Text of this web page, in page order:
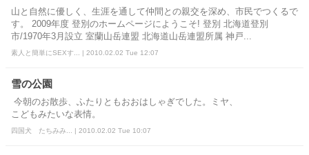
山と自然に優しく、生涯を通して仲間との親交を深め、市民でつくるで
す。 2009年度 登別のホームページにようこそ! 登別 北海道登別
市/1970年3月設立 室蘭山岳連盟 北海道山岳連盟所属 神戸...
素人と簡単にSEXす... | 2010.02.02 Tue 12:07
雪の公園
今朝のお散歩、ふたりともおおはしゃぎでした。ミヤ、
こどもみたいな表情。
四国犬 たちみみ... | 2010.02.02 Tue 10:07